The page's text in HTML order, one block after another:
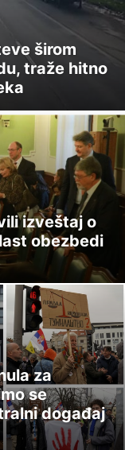
širom
traže hitno
izveštaj o
obezbedi
za
se
događaj